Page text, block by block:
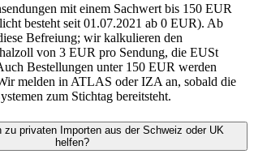
mit einem Sachwert bis 150 EUR
besteht seit 01.07.2021 ab 0 EUR). Ab
Befreiung; wir kalkulieren den
von 3 EUR pro Sendung, die EUSt
Bestellungen unter 150 EUR werden
melden in ATLAS oder IZA an, sobald die
zum Stichtag bereitsteht.
zu privaten Importen aus der Schweiz oder UK
helfen?